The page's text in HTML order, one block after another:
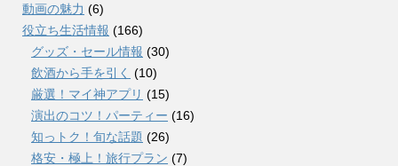
動画の魅力 (6)
役立ち生活情報 (166)
グッズ・セール情報 (30)
飲酒から手を引く (10)
厳選！マイ神アプリ (15)
演出のコツ！パーティー (16)
知っトク！旬な話題 (26)
格安・極上！旅行プラン (7)